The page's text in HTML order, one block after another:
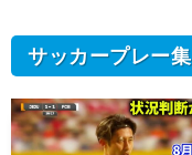
サッカープレー集